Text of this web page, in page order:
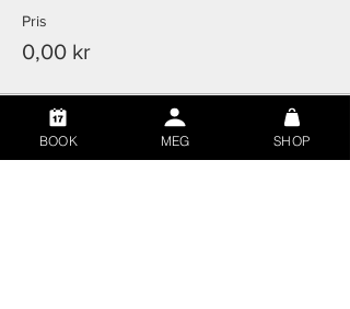
Pris
0,00 kr
BOOK MEG SHOP